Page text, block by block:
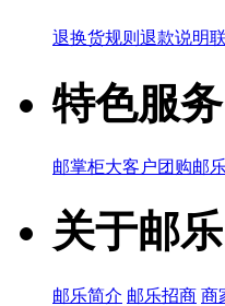
退换货规则 退款说明
特色服务
邮掌柜大客户团购邮
关于邮乐
邮乐简介 邮乐招商 商